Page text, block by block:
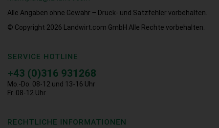
Alle Angaben ohne Gewähr – Druck- und Satzfehler vorbehalten.
© Copyright 2026
Landwirt.com GmbH Alle Rechte vorbehalten.
SERVICE HOTLINE
+43 (0)316 931268
Mo.-Do. 08-12 und 13-16 Uhr
Fr. 08-12 Uhr
RECHTLICHE INFORMATIONEN